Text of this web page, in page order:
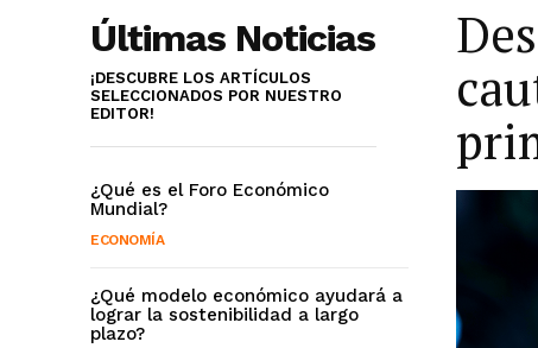
Últimas Noticias
¡DESCUBRE LOS ARTÍCULOS
SELECCIONADOS POR NUESTRO
EDITOR!
¿Qué es el Foro Económico
Mundial?
ECONOMÍA
¿Qué modelo económico ayudará a
lograr la sostenibilidad a largo
plazo?